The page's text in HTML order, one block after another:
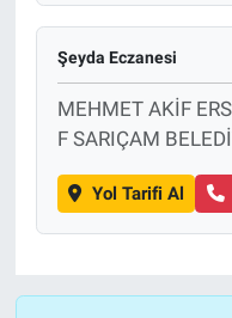
Şeyda Eczanesi
MEHMET AKİF
F SARIÇAM
Yol Tarifi Al